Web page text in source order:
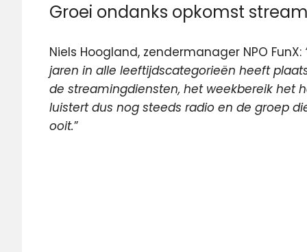
Groei ondanks opkomst
Niels Hoogland, zendermanager NPO FunX:
jaren in alle leeftijdscategorieën heeft
de streamingdiensten, het weekbereik het
luistert dus nog steeds radio en de groep
ooit.”